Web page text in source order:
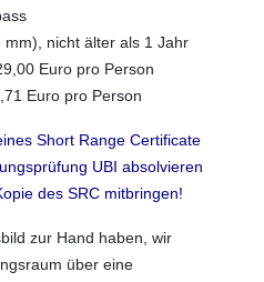
nicht älter als 1 Jahr
Euro pro Person
Euro pro Person
Short Range Certificate
UBI absolvieren
des SRC mitbringen!
zur Hand haben, wir
über eine